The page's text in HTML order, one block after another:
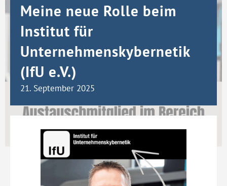
Meine neue Rolle beim
Institut für
Unternehmenskybernetik
(IfU e.V.)
21. September 2025